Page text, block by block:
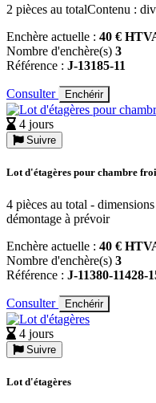
2 pièces au totalContenu :
Enchère actuelle : 40 €
Nombre d'enchère(s) 3
Référence : J-13185-11
Consulter Enchérir
4 jours
Suivre
Lot d'étagères pour chambre
4 pièces au total -
démontage à prévoir
Enchère actuelle : 40 €
Nombre d'enchère(s) 3
Référence : J-11380-11428-
Consulter Enchérir
4 jours
Suivre
Lot d'étagères